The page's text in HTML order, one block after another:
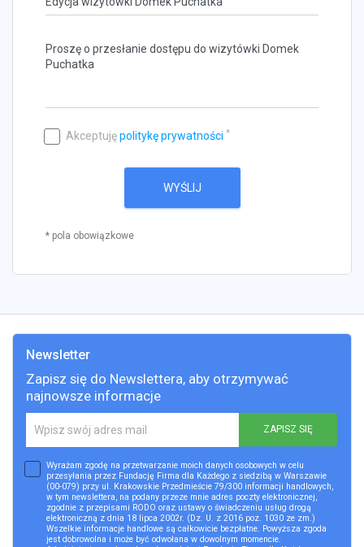
Akceptujępolitykę prywatności *
WYŚLIJ
* pola obowiązkowe
Newsletter
Zapisz się do Newslettera, aby otrzymywać
najnowsze informacje
ZAPISZ SIĘ
Wyrażam zgodę na przetwarzanie moich danych osobowych w celu
przesyłania przez Fundację Firma dla Każdego z siedzibą w Warszawie
(00-079) przy ul. Krakowskie Przedmieście 79/300 informacji handlowych,
w tym newslettera, na podany przeze mnie adres poczty elektronicznej,
zgodnie z przepisami RODO oraz ustawy o świadczeniu usług drogą
elektroniczną z dnia 18 lipca 2002r. (Dz. U. z 2016 poz. 1030 ze zm.)
Wszelkie informacje handlowe są całkowicie bezpłatne. Powyższa zgoda
jest dobrowolna i może być odwołana w dowolnym momencie.